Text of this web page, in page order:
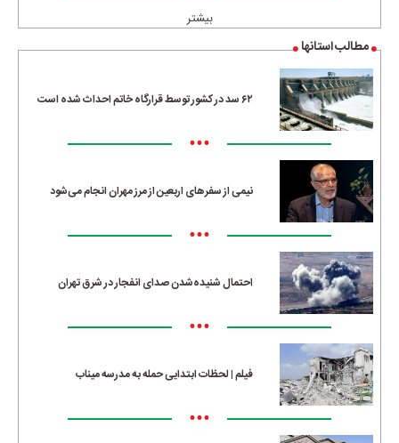
بیشتر
مطالب استانها
۶۲ سد در کشور توسط قرارگاه خاتم احداث شده است
•••
نیمی از سفرهای اربعین از مرز مهران انجام می‌شود
•••
احتمال شنیده‌شدن صدای انفجار در شرق تهران
•••
فیلم | لحظات ابتدایی حمله به مدرسه میناب
•••